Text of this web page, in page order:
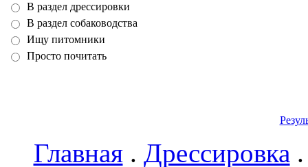
В раздел дрессировки
В раздел собаководства
Ищу питомники
Просто почитать
Главная. Дрессировка